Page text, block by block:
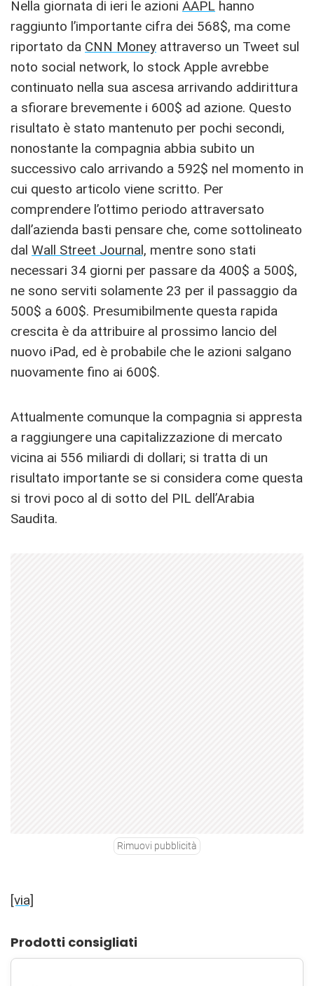
Nella giornata di ieri le azioni AAPL hanno
raggiunto l’importante cifra dei 568$, ma come
riportato da CNN Money attraverso un Tweet sul
noto social network, lo stock Apple avrebbe
continuato nella sua ascesa arrivando addirittura
a sfiorare brevemente i 600$ ad azione. Questo
risultato è stato mantenuto per pochi secondi,
nonostante la compagnia abbia subito un
successivo calo arrivando a 592$ nel momento in
cui questo articolo viene scritto. Per
comprendere l’ottimo periodo attraversato
dall’azienda basti pensare che, come sottolineato
dal Wall Street Journal, mentre sono stati
necessari 34 giorni per passare da 400$ a 500$,
ne sono serviti solamente 23 per il passaggio da
500$ a 600$. Presumibilmente questa rapida
crescita è da attribuire al prossimo lancio del
nuovo iPad, ed è probabile che le azioni salgano
nuovamente fino ai 600$.
Attualmente comunque la compagnia si appresta
a raggiungere una capitalizzazione di mercato
vicina ai 556 miliardi di dollari; si tratta di un
risultato importante se si considera come questa
si trovi poco al di sotto del PIL dell’Arabia
Saudita.
Rimuovi pubblicità
[via]
Prodotti consigliati